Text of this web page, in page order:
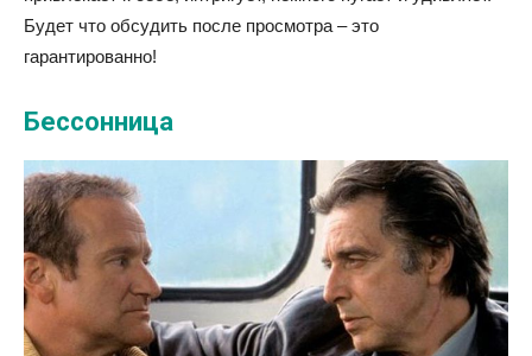
Будет что обсудить после просмотра – это
гарантированно!
Бессонница